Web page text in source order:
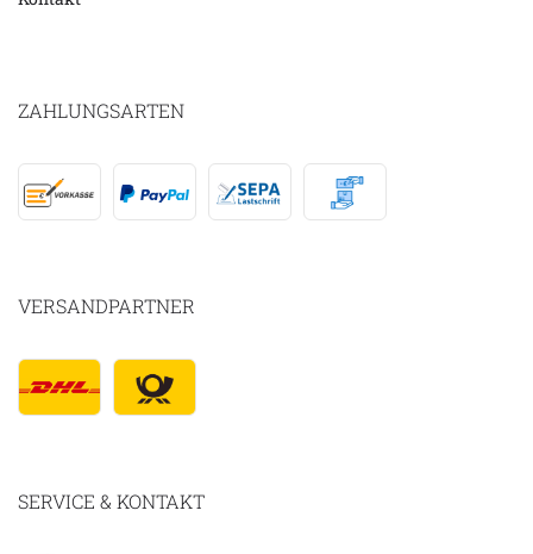
ZAHLUNGSARTEN
VERSANDPARTNER
SERVICE & KONTAKT